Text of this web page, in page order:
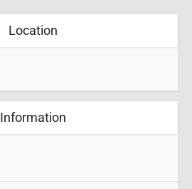
Location
Information